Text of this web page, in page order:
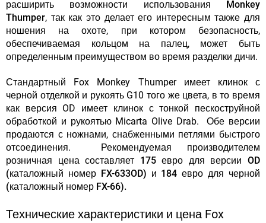
расширить возможности использования Monkey
Thumper, так как это делает его интересным также для
ношения на охоте, при котором безопасность,
обеспечиваемая кольцом на палец, может быть
определенным преимуществом во время разделки дичи.
Стандартный Fox Monkey Thumper имеет клинок с
черной отделкой и рукоять G10 того же цвета, в то время
как версия OD имеет клинок с тонкой пескоструйной
обработкой и рукоятью Micarta Olive Drab. Обе версии
продаются с ножнами, снабженными петлями быстрого
отсоединения. Рекомендуемая производителем
розничная цена составляет 175 евро для версии OD
(каталожный номер FX-633OD) и 184 евро для черной
(каталожный номер FX-66).
Технические характеристики и цена Fox